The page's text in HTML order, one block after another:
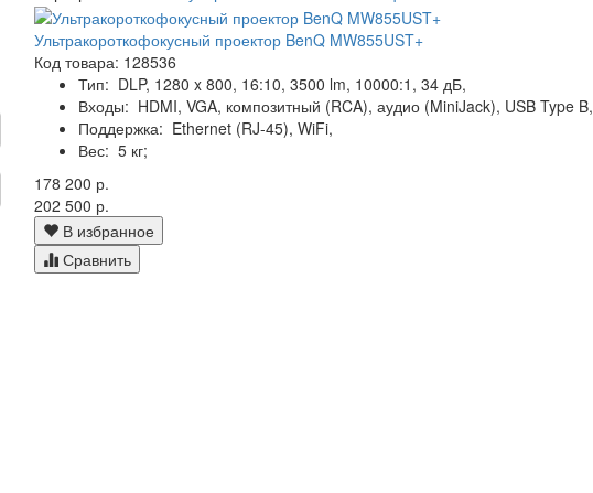
Ультракороткофокусный проектор BenQ MW855UST+
Код товара: 128536
Тип: DLP, 1280 x 800, 16:10, 3500 lm, 10000:1, 34 дБ,
Входы: HDMI, VGA, композитный (RCA), аудио (MiniJack), USB Type B,
Поддержка: Ethernet (RJ-45), WiFi,
Вес: 5 кг;
178 200 р.
202 500 р.
В избранное
Сравнить